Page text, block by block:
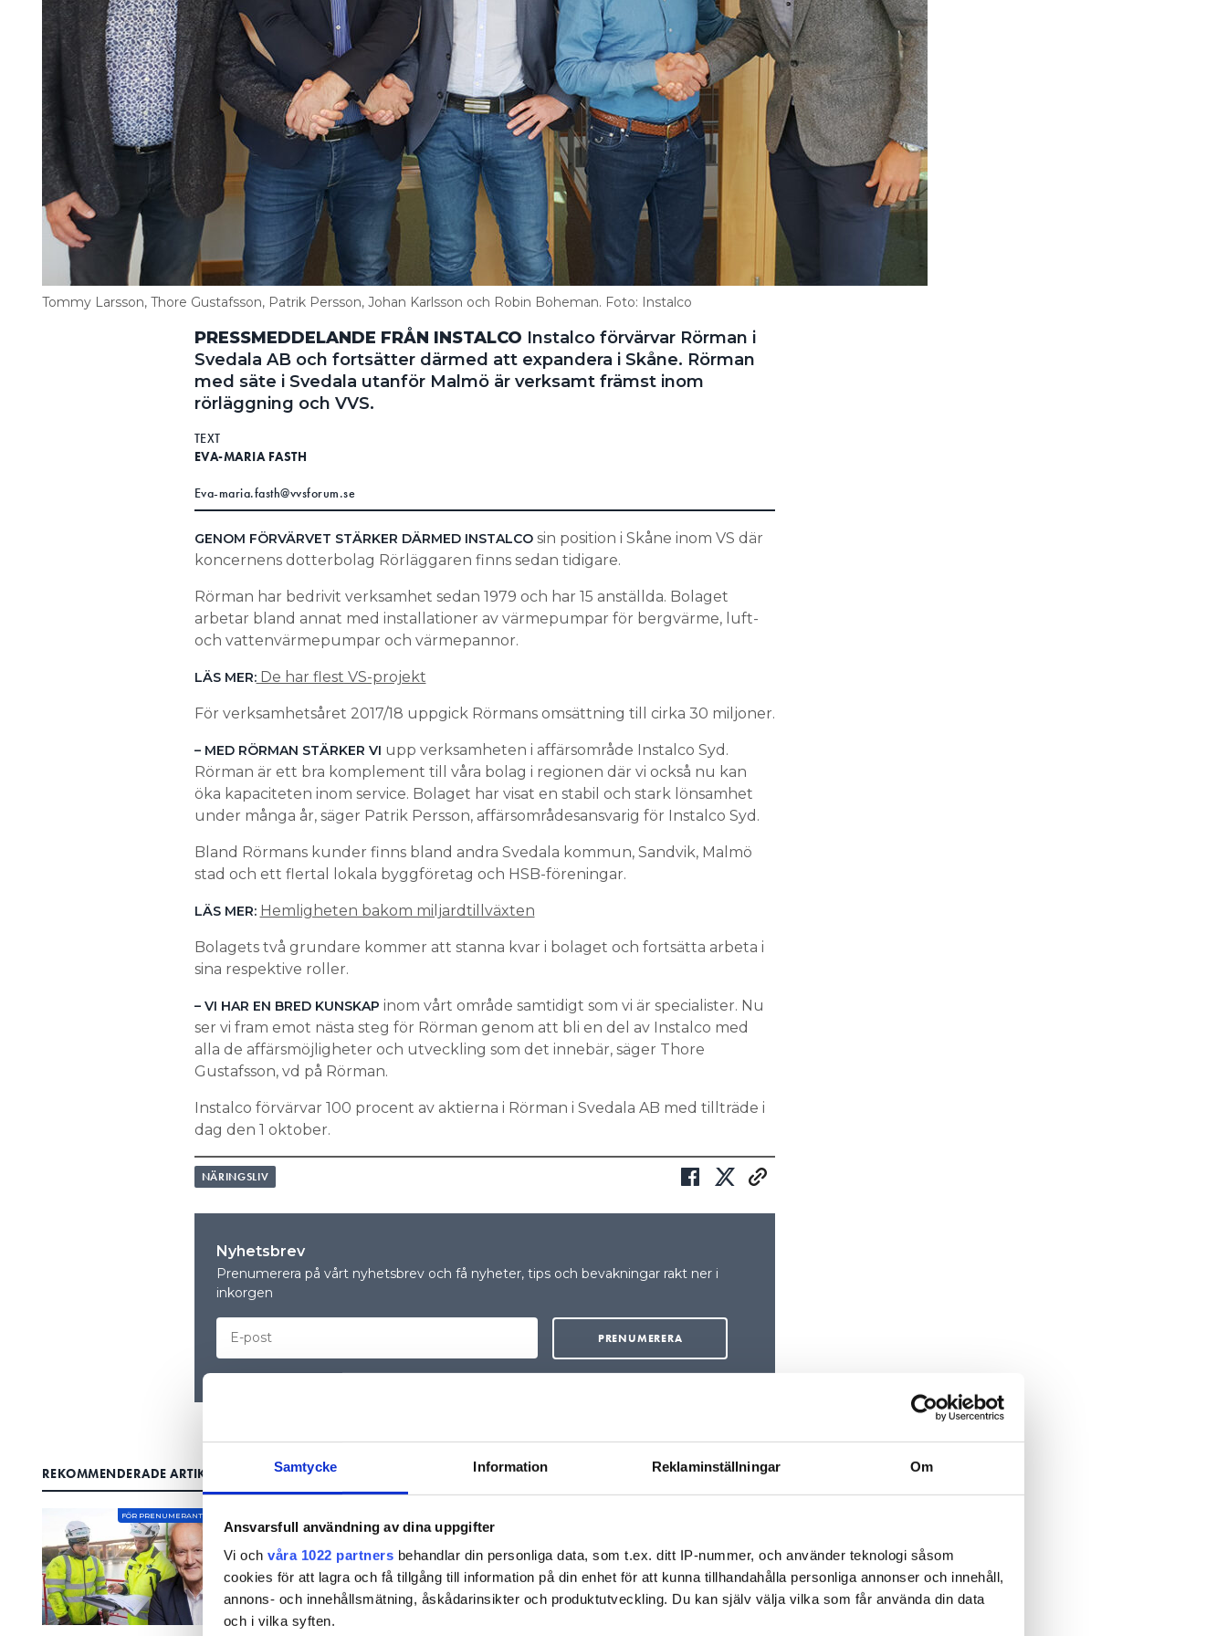
Samtycke Information Reklaminställningar Om
Ansvarsfull användning av dina uppgifter
Vi och våra 1022 partners behandlar din personliga data, som t.ex. ditt IP-nummer, och använder teknologi såsom
cookies för att lagra och få tillgång till information på din enhet för att kunna tillhandahålla personliga annonser och innehåll,
annons- och innehållsmätning, åskådarinsikter och produktutveckling. Du kan själv välja vilka som får använda din data
och i vilka syften.
Information om GDPR
Search for:
SEARCH
Tommy Larsson, Thore Gustafsson, Patrik Persson, Johan Karlsson och Robin Boheman. Foto: Instalco
PRESSMEDDELANDE FRÅN INSTALCO Instalco förvärvar Rörman i
Svedala AB och fortsätter därmed att expandera i Skåne. Rörman
med säte i Svedala utanför Malmö är verksamt främst inom
rörläggning och VVS.
TEXT
EVA-MARIA FASTH
Eva-maria.fasth@vvsforum.se
GENOM FÖRVÄRVET STÄRKER DÄRMED INSTALCOsin position i Skåne inom VS där
koncernens dotterbolag Rörläggaren finns sedan tidigare.
Rörman har bedrivit verksamhet sedan 1979 och har 15 anställda. Bolaget
arbetar bland annat med installationer av värmepumpar för bergvärme, luft-
och vattenvärmepumpar och värmepannor.
LÄS MER:De har flest VS-projekt
För verksamhetsåret 2017/18 uppgick Rörmans omsättning till cirka 30 miljoner.
– MED RÖRMAN STÄRKER VI upp verksamheten i affärsområde Instalco Syd.
Rörman är ett bra komplement till våra bolag i regionen där vi också nu kan
öka kapaciteten inom service. Bolaget har visat en stabil och stark lönsamhet
under många år, säger Patrik Persson, affärsområdesansvarig för Instalco Syd.
Bland Rörmans kunder finns bland andra Svedala kommun, Sandvik, Malmö
stad och ett flertal lokala byggföretag och HSB-föreningar.
LÄS MER: Hemligheten bakom miljardtillväxten
Bolagets två grundare kommer att stanna kvar i bolaget och fortsätta arbeta i
sina respektive roller.
– VI HAR EN BRED KUNSKAP inom vårt område samtidigt som vi är specialister. Nu
ser vi fram emot nästa steg för Rörman genom att bli en del av Instalco med
alla de affärsmöjligheter och utveckling som det innebär, säger Thore
Gustafsson, vd på Rörman.
Instalco förvärvar 100 procent av aktierna i Rörman i Svedala AB med tillträde i
dag den 1 oktober.
NÄRINGSLIV
Nyhetsbrev
Prenumerera på vårt nyhetsbrev och få nyheter, tips och bevakningar rakt ner i
inkorgen
REKOMMENDERADE ARTIKLAR
FÖR PRENUMERANTER